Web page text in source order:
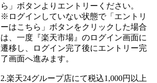
ら」ボタンよりエントリーください。
※ログインしていない状態で「エントリ
ーはこちら」ボタンをクリックした場合
は、一度『楽天市場』のログイン画面に
遷移し、ログイン完了後にエントリー完
了画面へ進みます。
2.楽天24グループ店にて税込1,000円以上